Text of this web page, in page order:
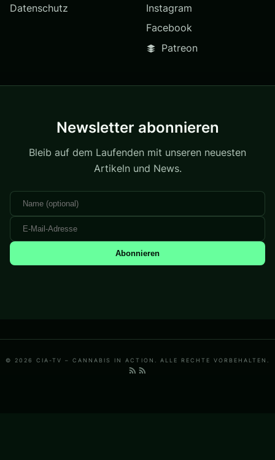
Datenschutz
Instagram
Facebook
Patreon
Newsletter abonnieren
Bleib auf dem Laufenden mit unseren neuesten
Artikeln und News.
Abonnieren
© 2026 CIA-TV – CANNABIS IN ACTION. ALLE RECHTE VORBEHALTEN.